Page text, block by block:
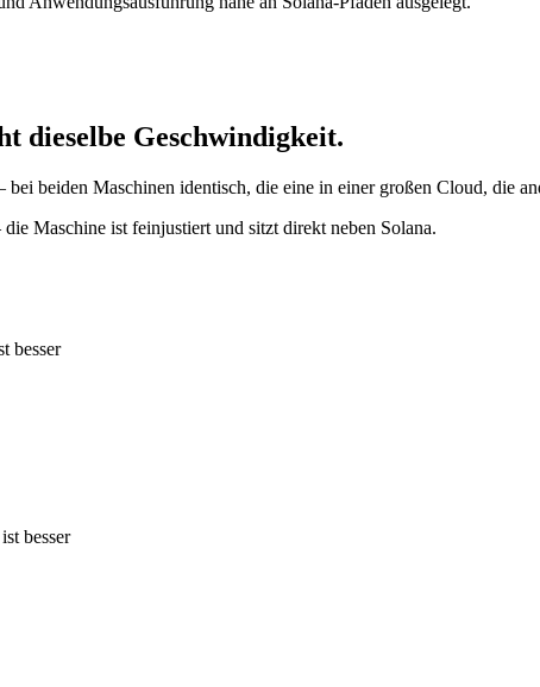
dieselbe Geschwindigkeit.
beiden Maschinen identisch, die eine in einer großen Cloud, die
Maschine ist feinjustiert und sitzt direkt neben Solana.
besser
besser